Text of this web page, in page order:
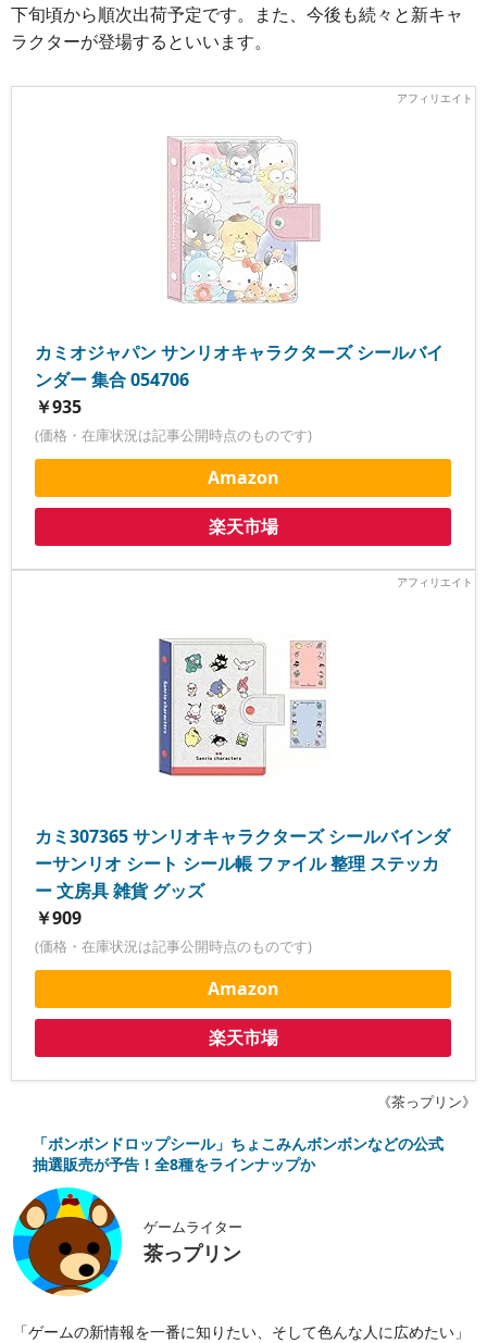
下旬頃から順次出荷予定です。また、今後も続々と新キャ
ラクターが登場するといいます。
カミオジャパン サンリオキャラクターズ シールバイ
ンダー 集合 054706
￥935
(価格・在庫状況は記事公開時点のものです)
Amazon
楽天市場
カミ307365 サンリオキャラクターズ シールバインダ
ーサンリオ シート シール帳 ファイル 整理 ステッカ
ー 文房具 雑貨 グッズ
￥909
(価格・在庫状況は記事公開時点のものです)
Amazon
楽天市場
《茶っプリン》
「ボンボンドロップシール」ちょこみんボンボンなどの公式
抽選販売が予告！全8種をラインナップか
ゲームライター
茶っプリン
「ゲームの新情報を一番に知りたい、そして色んな人に広めたい」